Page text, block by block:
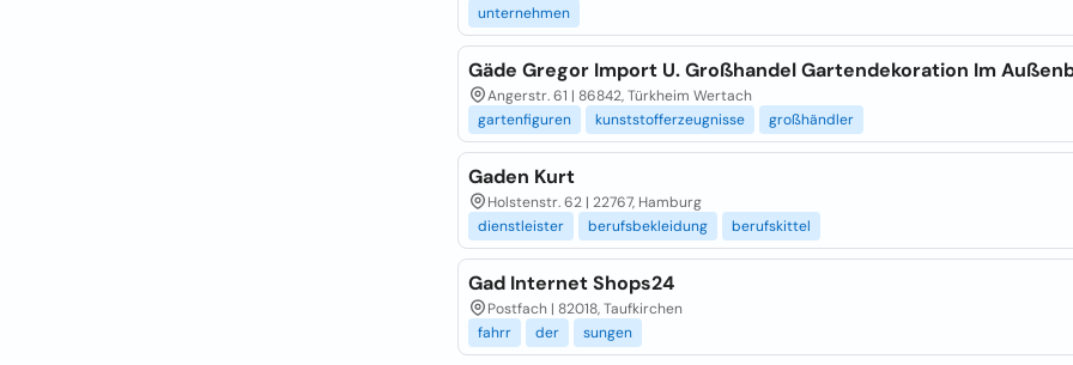
unternehmen
Gäde Gregor Import U. Großhandel Gartendekoration Im
Angerstr. 61 | 86842, Türkheim Wertach
gartenfiguren
kunststofferzeugnisse großhändler
Gaden Kurt
Holstenstr. 62 | 22767, Hamburg
dienstleister
berufsbekleidung berufskittel
Gad Internet Shops24
Postfach | 82018, Taufkirchen
fahrr
der sungen